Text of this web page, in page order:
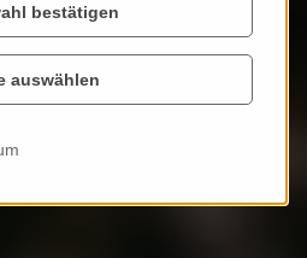
...
bestätigen
auswählen